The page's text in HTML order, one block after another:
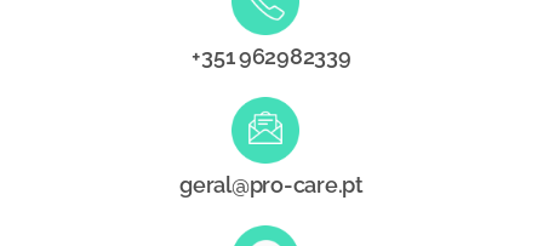
+351 962982339
geral@pro-care.pt